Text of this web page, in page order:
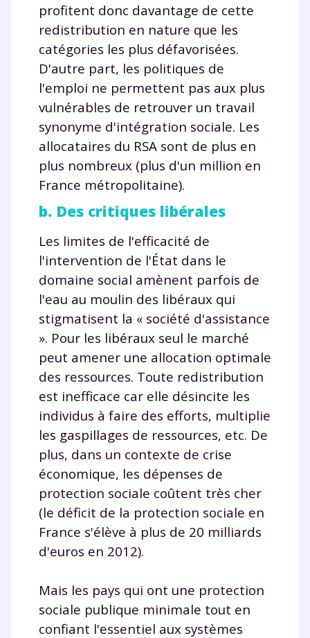
profitent donc davantage de cette
redistribution en nature que les
catégories les plus défavorisées.
D'autre part, les politiques de
l'emploi ne permettent pas aux plus
vulnérables de retrouver un travail
synonyme d'intégration sociale. Les
allocataires du RSA sont de plus en
plus nombreux (plus d'un million en
France métropolitaine).
b. Des critiques libérales
Les limites de l'efficacité de
l'intervention de l'État dans le
domaine social amènent parfois de
l'eau au moulin des libéraux qui
stigmatisent la « société d'assistance
». Pour les libéraux seul le marché
peut amener une allocation optimale
des ressources. Toute redistribution
est inefficace car elle désincite les
individus à faire des efforts, multiplie
les gaspillages de ressources, etc. De
plus, dans un contexte de crise
économique, les dépenses de
protection sociale coûtent très cher
(le déficit de la protection sociale en
France s'élève à plus de 20 milliards
d'euros en 2012).
Mais les pays qui ont une protection
sociale publique minimale tout en
confiant l'essentiel aux systèmes
Envie de progresser
et de réussir votre
année scolaire ?
Testez gratuitement
pendant 24h notre
plateforme de soutien
scolaire !
Fiches de cours et vidéos,exercices
corrigés,podcasts de révisions
Unespace dédié aux parents
suivre les progrès
Tout le programme scolaire du CP à
la Terminale
Des profs expérimentés disponibles
à la demande par tchat, audio ou